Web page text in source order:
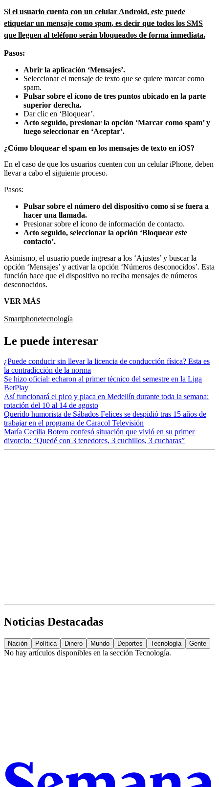
Si el usuario cuenta con un celular Android, este puede
etiquetar un mensaje como spam, es decir que todos los SMS
que lleguen al teléfono serán bloqueados de forma inmediata.
Pasos:
Abrir la aplicación ‘Mensajes’.
Seleccionar el mensaje de texto que se quiere marcar como
spam.
Pulsar sobre el ícono de tres puntos ubicado en la parte
superior derecha.
Dar clic en ‘Bloquear’.
Acto seguido, presionar la opción ‘Marcar como spam’ y
luego seleccionar en ‘Aceptar’.
¿Cómo bloquear el spam en los mensajes de texto en iOS?
En el caso de que los usuarios cuenten con un celular iPhone, deben
llevar a cabo el siguiente proceso.
Pasos:
Pulsar sobre el número del dispositivo como si se fuera a
hacer una llamada.
Presionar sobre el ícono de información de contacto.
Acto seguido, seleccionar la opción ‘Bloquear este
contacto’.
Asimismo, el usuario puede ingresar a los ‘Ajustes’ y buscar la
opción ‘Mensajes’ y activar la opción ‘Números desconocidos’. Esta
función hace que el dispositivo no reciba mensajes de números
desconocidos.
VER MÁS
Smartphonetecnología
Le puede interesar
¿Puede conducir sin llevar la licencia de conducción física? Esta es
la contradicción de la norma
Se hizo oficial: echaron al primer técnico del semestre en la Liga
BetPlay
Así funcionará el pico y placa en Medellín durante toda la semana:
rotación del 10 al 14 de agosto
Querido humorista de Sábados Felices se despidió tras 15 años de
trabajar en el programa de Caracol Televisión
María Cecilia Botero confesó situación que vivió en su primer
divorcio: “Quedé con 3 tenedores, 3 cuchillos, 3 cucharas”
Noticias Destacadas
Nación Política Dinero Mundo Deportes Tecnología Gente
No hay artículos disponibles en la sección Tecnología.